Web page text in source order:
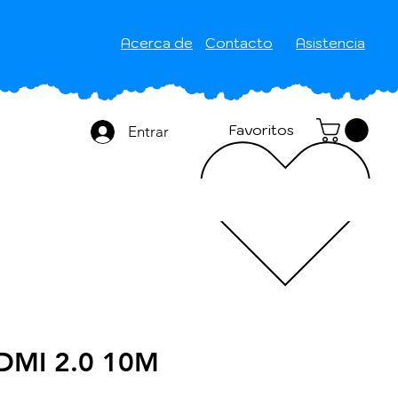
Acerca de Contacto Asistencia
Entrar Favoritos
2.0 10M